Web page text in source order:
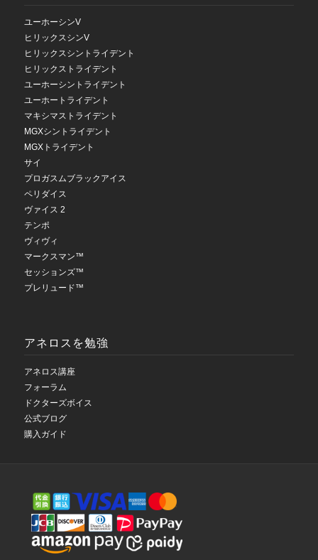
ユーホーシンV
ヒリックスシンV
ヒリックスシントライデント
ヒリックストライデント
ユーホーシントライデント
ユーホートライデント
マキシマストライデント
MGXシントライデント
MGXトライデント
サイ
プロガスムブラックアイス
ペリダイス
ヴァイス 2
テンポ
ヴィヴィ
マークスマン™
セッションズ™
プレリュード™
アネロスを勉強
アネロス講座
フォーラム
ドクターズボイス
公式ブログ
購入ガイド